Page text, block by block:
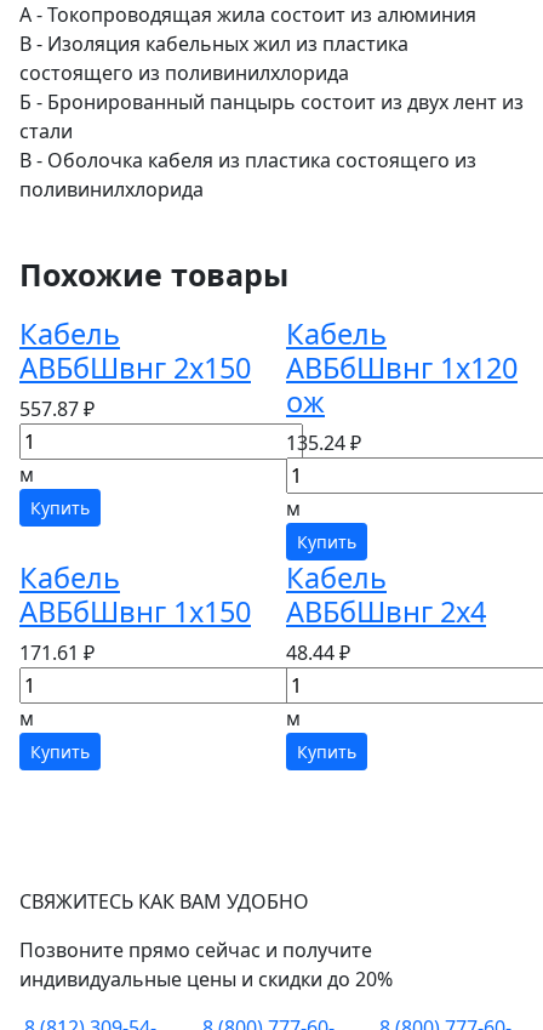
А - Токопроводящая жила состоит из алюминия
В - Изоляция кабельных жил из пластика
состоящего из поливинилхлорида
Б - Бронированный панцырь состоит из двух лент из
стали
В - Оболочка кабеля из пластика состоящего из
поливинилхлорида
Похожие товары
Кабель
АВБбШвнг 2х150
557.87 ₽
м
Купить
Кабель
АВБбШвнг 1х120
ож
135.24 ₽
м
Купить
Кабель
АВБбШвнг 1х150
171.61 ₽
м
Купить
Кабель
АВБбШвнг 2х4
48.44 ₽
м
Купить
СВЯЖИТЕСЬ КАК ВАМ УДОБНО
Позвоните прямо сейчас и получите
индивидуальные цены и скидки до 20%